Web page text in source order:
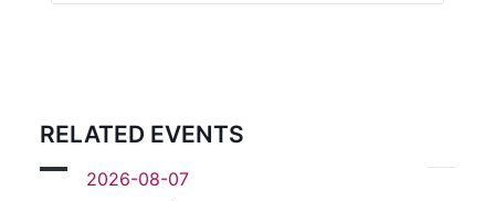
RELATED EVENTS
2026-08-07